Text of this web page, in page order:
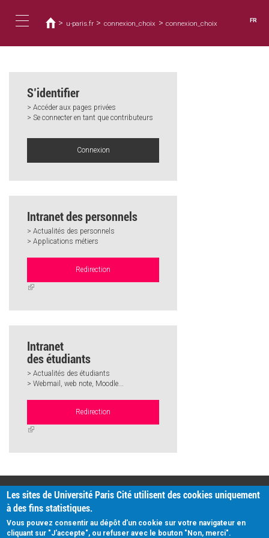
contenu
navigation
êtes
ici
> u-paris.fr > connexion_choix > connexion_choix FR
S’identifier
> Accéder aux pages privées
> Se connecter en tant que contributeurs
Connexion
Intranet des personnels
> Actualités des personnels
> Applications métiers
Redirection
(link
Intranet
des étudiants
> Actualités des étudiants
> Webmail, web note, Moodle...
Redirection
(link
PRATIQUE
Plan d'accès
Intranet
Mentions légales
Données personnelles
Les sites de Université Paris Cité utilisent des cookies uniquement
à des fins statistiques.
Vous pouvez consentir au dépôt d'un cookie sur votre navigateur en
cliquant sur "J'accepte", ou refuser avec le bouton "Non, merci".